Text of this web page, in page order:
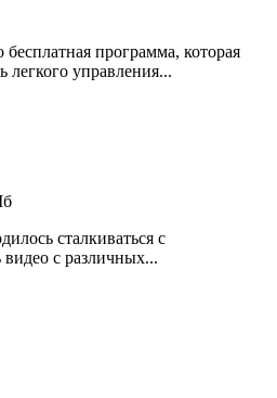
программа, которая
легкого управления...
сталкиваться с
видео с различных...